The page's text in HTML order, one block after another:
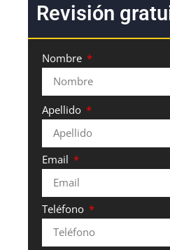
Revisión
Nombre
Apellido
Email
Teléfono